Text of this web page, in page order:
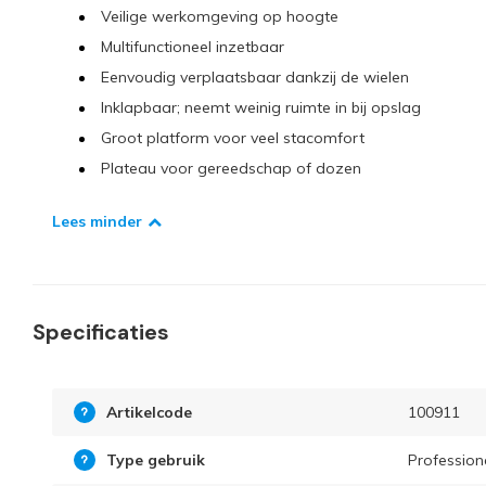
Veilige werkomgeving op hoogte
Multifunctioneel inzetbaar
Eenvoudig verplaatsbaar dankzij de wielen
Inklapbaar; neemt weinig ruimte in bij opslag
Groot platform voor veel stacomfort
Plateau voor gereedschap of dozen
Lees minder
Specificaties
Artikelcode 100911
Type gebruik